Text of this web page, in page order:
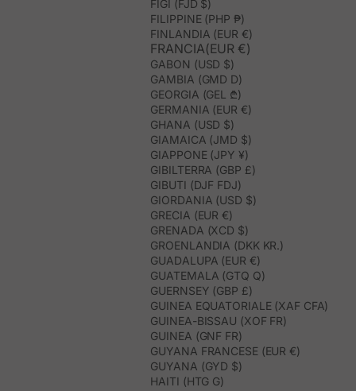
FIGI (FJD $)
FILIPPINE (PHP ₱)
FINLANDIA (EUR €)
FRANCIA(EUR €)
GABON (USD $)
GAMBIA (GMD D)
GEORGIA (GEL ₾)
GERMANIA (EUR €)
GHANA (USD $)
GIAMAICA (JMD $)
GIAPPONE (JPY ¥)
GIBILTERRA (GBP £)
GIBUTI (DJF FDJ)
GIORDANIA (USD $)
GRECIA (EUR €)
GRENADA (XCD $)
GROENLANDIA (DKK KR.)
GUADALUPA (EUR €)
GUATEMALA (GTQ Q)
GUERNSEY (GBP £)
GUINEA EQUATORIALE (XAF CFA)
GUINEA-BISSAU (XOF FR)
GUINEA (GNF FR)
GUYANA FRANCESE (EUR €)
GUYANA (GYD $)
HAITI (HTG G)